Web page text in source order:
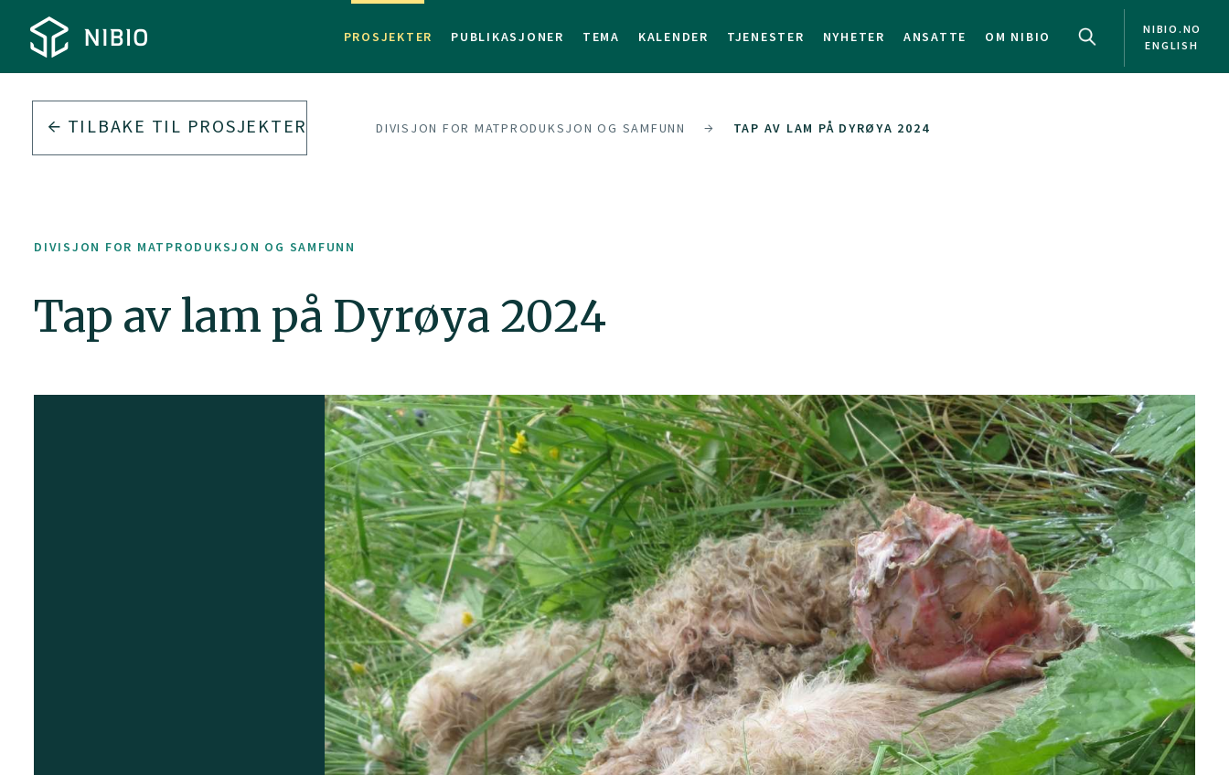
PROSJEKTER PUBLIKASJONER TEMA KALENDER TJENESTER NYHETER ANSATTE OM NIBIO
NIBIO.NO
ENGLISH
TILBAKE TIL PROSJEKTER DIVISJON FOR MATPRODUKSJON OG SAMFUNN TAP AV LAM PÅ DYRØYA 2024
DIVISJON FOR MATPRODUKSJON OG SAMFUNN
Tap av lam på Dyrøya 2024